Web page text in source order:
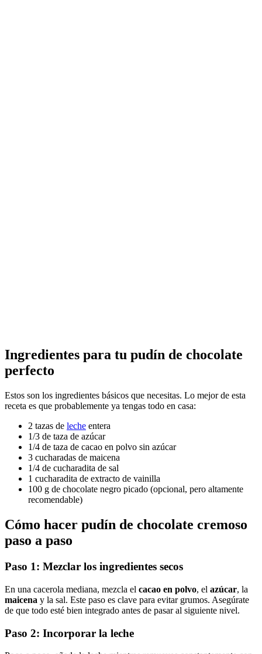
Ingredientes para tu pudín de chocolate
perfecto
Estos son los ingredientes básicos que necesitas. Lo mejor de esta
receta es que probablemente ya tengas todo en casa:
2 tazas de leche entera
1/3 de taza de azúcar
1/4 de taza de cacao en polvo sin azúcar
3 cucharadas de maicena
1/4 de cucharadita de sal
1 cucharadita de extracto de vainilla
100 g de chocolate negro picado (opcional, pero altamente
recomendable)
Cómo hacer pudín de chocolate cremoso
paso a paso
Paso 1: Mezclar los ingredientes secos
En una cacerola mediana, mezcla el cacao en polvo, el azúcar, la
maicena y la sal. Este paso es clave para evitar grumos. Asegúrate
de que todo esté bien integrado antes de pasar al siguiente nivel.
Paso 2: Incorporar la leche